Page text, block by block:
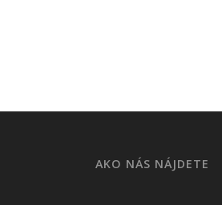
AKO NÁS NÁJDETE